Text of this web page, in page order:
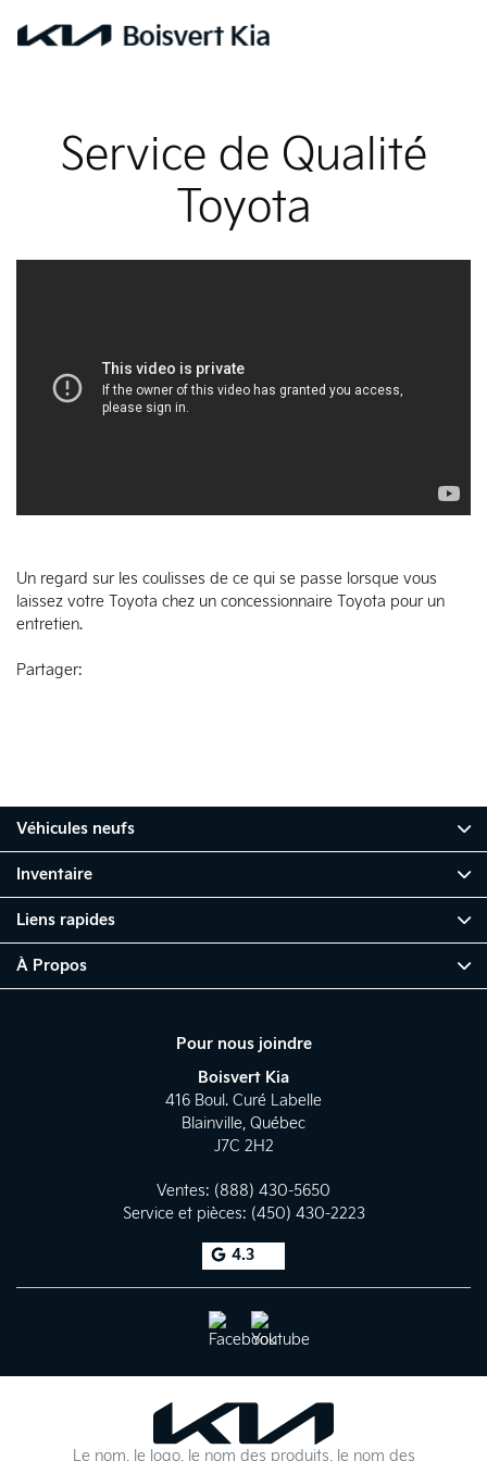
Service de Qualité
Toyota
Un regard sur les coulisses de ce qui se passe lorsque vous
laissez votre Toyota chez un concessionnaire Toyota pour un
entretien.
Partager:
Pour nous joindre
Boisvert Kia
416 Boul. Curé Labelle
Blainville, Québec
J7C 2H2
Ventes: (888) 430-5650
Service et pièces: (450) 430-2223
4.3
Véhicules neufs
Inventaire
Liens rapides
À Propos
Le nom, le logo, le nom des produits, le nom des